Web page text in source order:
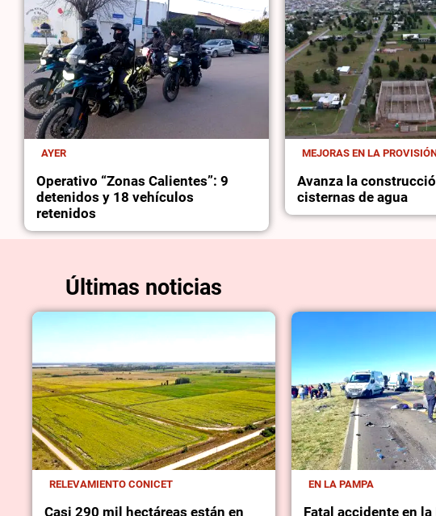
AYER
Operativo “Zonas Calientes”: 9
detenidos y 18 vehículos
retenidos
MEJORAS EN LA
Avanza la
cisternas de agua
Últimas noticias
RELEVAMIENTO CONICET
Casi 290 mil hectáreas están en
EN LA PAMPA
Fatal accidente en la